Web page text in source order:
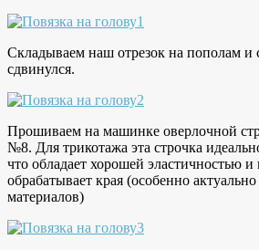
Складываем наш отрезок на пополам и
сдвинулся.
Прошиваем на машинке оверлочной
№8. Для трикотажа эта строчка
что обладает хорошей эластичностью и
обрабатывает края (особенно
материалов)